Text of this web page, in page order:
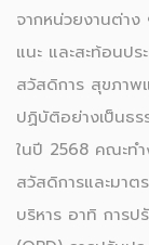
จากหน่วยงานต่าง
แนะ และสะท้อนป
สวัสดิการ สุขภาพ
ปฏิบัติอย่างเป็นธร
ในปี 2568 คณะท
สวัสดิการและมาต
บริหาร อาทิ การป